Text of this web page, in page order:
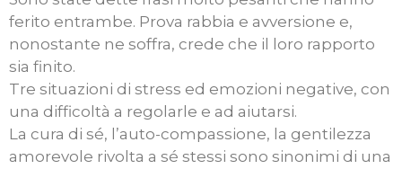
ferito entrambe. Prova rabbia e avversione e,
nonostante ne soffra, crede che il loro rapporto
sia finito.
Tre situazioni di stress ed emozioni negative, con
una difficoltà a regolarle e ad aiutarsi.
La cura di sé, l’auto-compassione, la gentilezza
amorevole rivolta a sé stessi sono sinonimi di una